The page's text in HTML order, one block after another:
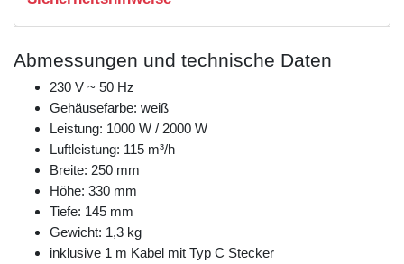
Abmessungen und technische Daten
230 V ~ 50 Hz
Gehäusefarbe: weiß
Leistung: 1000 W / 2000 W
Luftleistung: 115 m³/h
Breite: 250 mm
Höhe: 330 mm
Tiefe: 145 mm
Gewicht: 1,3 kg
inklusive 1 m Kabel mit Typ C Stecker